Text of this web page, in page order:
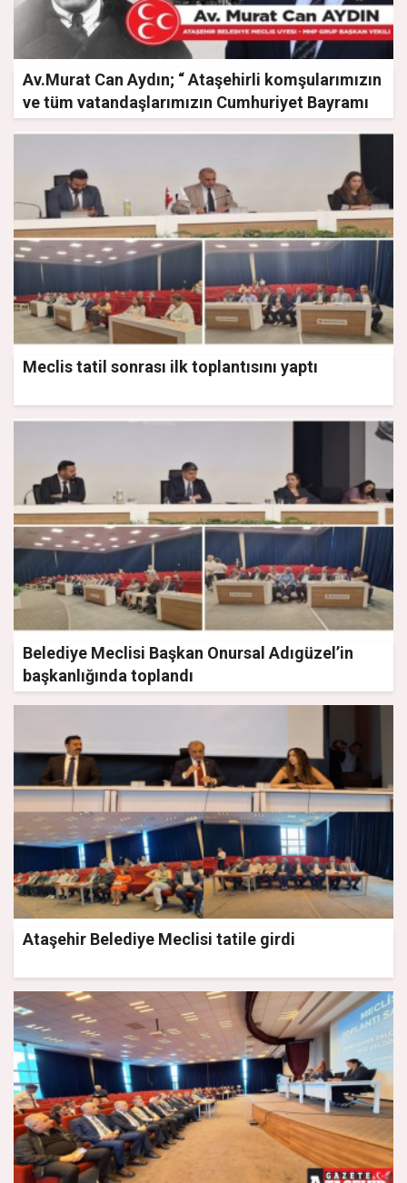
Av.Murat Can Aydın; “ Ataşehirli komşularımızın
ve tüm vatandaşlarımızın Cumhuriyet Bayramı
Meclis tatil sonrası ilk toplantısını yaptı
Belediye Meclisi Başkan Onursal Adıgüzel’in
başkanlığında toplandı
Ataşehir Belediye Meclisi tatile girdi